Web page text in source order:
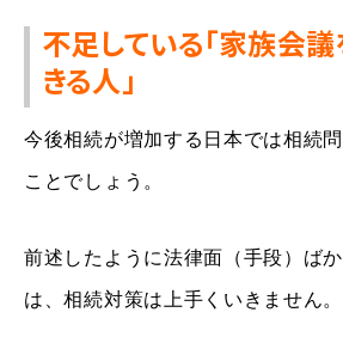
不足している「家族会
きる人」
今後相続が増加する日本では相続
ことでしょう。
前述したように法律面（手段）ば
は、相続対策は上手くいきません。